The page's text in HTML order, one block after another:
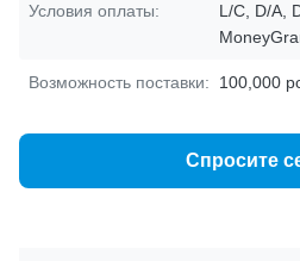
Условия оплаты:
L/C, D/A,
Возможность поставки: 100,000
Спросите